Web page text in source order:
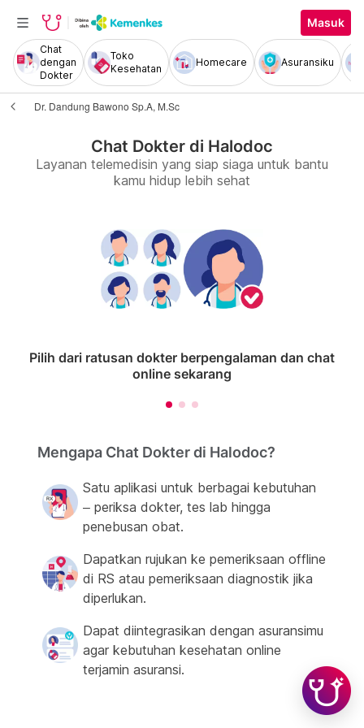
Masuk
Chat
dengan
Dokter
Toko
Kesehatan
Homecare Asuransiku
Dr. Dandung Bawono Sp.A, M.Sc
Chat Dokter di Halodoc
Layanan telemedisin yang siap siaga untuk bantu
kamu hidup lebih sehat
Pilih dari ratusan dokter berpengalaman dan chat
online sekarang
Mengapa Chat Dokter di Halodoc?
Satu aplikasi untuk berbagai kebutuhan
– periksa dokter, tes lab hingga
penebusan obat.
Dapatkan rujukan ke pemeriksaan offline
di RS atau pemeriksaan diagnostik jika
diperlukan.
Dapat diintegrasikan dengan asuransimu
agar kebutuhan kesehatan online
terjamin asuransi.